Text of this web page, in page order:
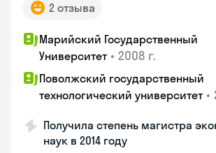
2 отзыва
Марийский Государственный
Университет • 2008 г.
Поволжский государственный
технологический университет •
Получила степень магистра
наук в 2014 году